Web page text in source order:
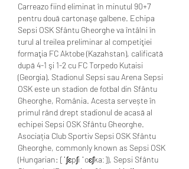
Carreazo fiind eliminat în minutul 90+7
pentru două cartonaşe galbene. Echipa
Sepsi OSK Sfântu Gheorghe va întâlni în
turul al treilea preliminar al competiţiei
formaţia FC Aktobe (Kazahstan), calificată
după 4-1 şi 1-2 cu FC Torpedo Kutaisi
(Georgia). Stadionul Sepsi sau Arena Sepsi
OSK este un stadion de fotbal din Sfântu
Gheorghe, România. Acesta servește în
primul rând drept stadionul de acasă al
echipei Sepsi OSK Sfântu Gheorghe.
Asociația Club Sportiv Sepsi OSK Sfântu
Gheorghe, commonly known as Sepsi OSK
(Hungarian: [ˈʃɛpʃi ˈoɛʃkaː]), Sepsi Sfântu